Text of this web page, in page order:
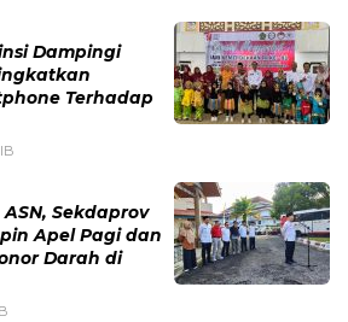
Dampingi
Terhadap
Sekdaprov
Apel Pagi dan
Darah di